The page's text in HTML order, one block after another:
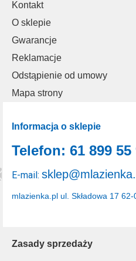
Kontakt
O sklepie
Gwarancje
Reklamacje
Odstąpienie od umowy
Mapa strony
Zasady sprzedaży
Informacja o sklepie
mlazienka.pl ul. Składowa 17 62-
Telefon: 61 899 55
E-mail: